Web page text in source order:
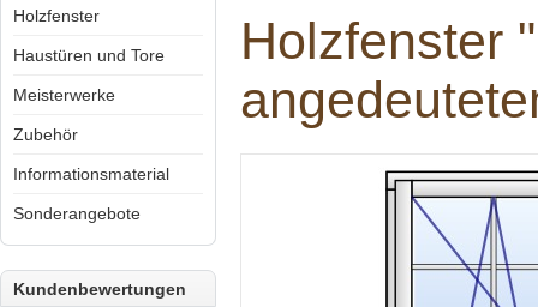
Holzfenster
Haustüren und Tore
Meisterwerke
Zubehör
Informationsmaterial
Sonderangebote
Kundenbewertungen
Holzfenster